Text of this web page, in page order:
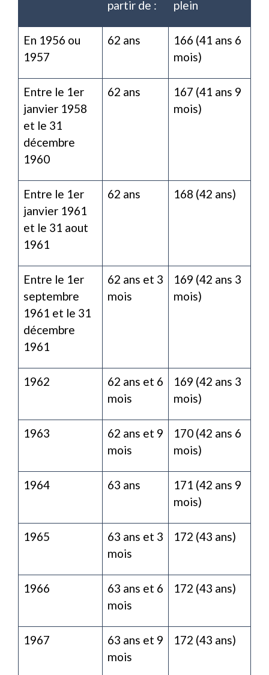
partir de : plein
En 1956 ou
1957
62 ans
166 (41 ans 6
mois)
Entre le 1er
janvier 1958
et le 31
décembre
1960
62 ans
167 (41 ans 9
mois)
Entre le 1er
janvier 1961
et le 31 aout
1961
62 ans 168 (42 ans)
Entre le 1er
septembre
1961 et le 31
décembre
1961
62 ans et 3
mois
169 (42 ans 3
mois)
1962
62 ans et 6
mois
169 (42 ans 3
mois)
1963
62 ans et 9
mois
170 (42 ans 6
mois)
1964 63 ans
171 (42 ans 9
mois)
1965
63 ans et 3
mois
172 (43 ans)
1966
63 ans et 6
mois
172 (43 ans)
1967
63 ans et 9
mois
172 (43 ans)